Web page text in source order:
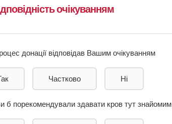
очікуванням
донації відповідав Вашим очікуванням
Частково Ні
б порекомендували здавати кров тут знайомим